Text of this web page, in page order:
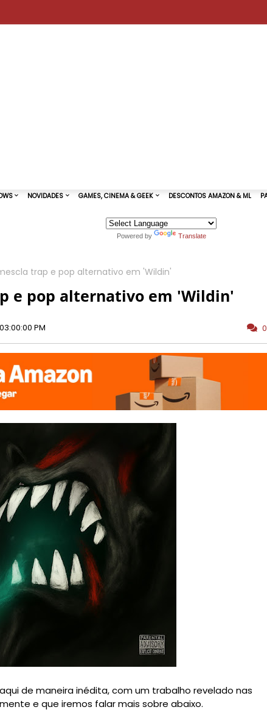
Powered by Translate
trap e pop alternativo em 'Wildin'
e pop alternativo em 'Wildin'
PM 0
de maneira inédita, com um trabalho revelado nas
e que iremos falar mais sobre abaixo.